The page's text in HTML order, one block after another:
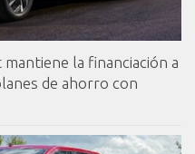
la financiación a
de ahorro con